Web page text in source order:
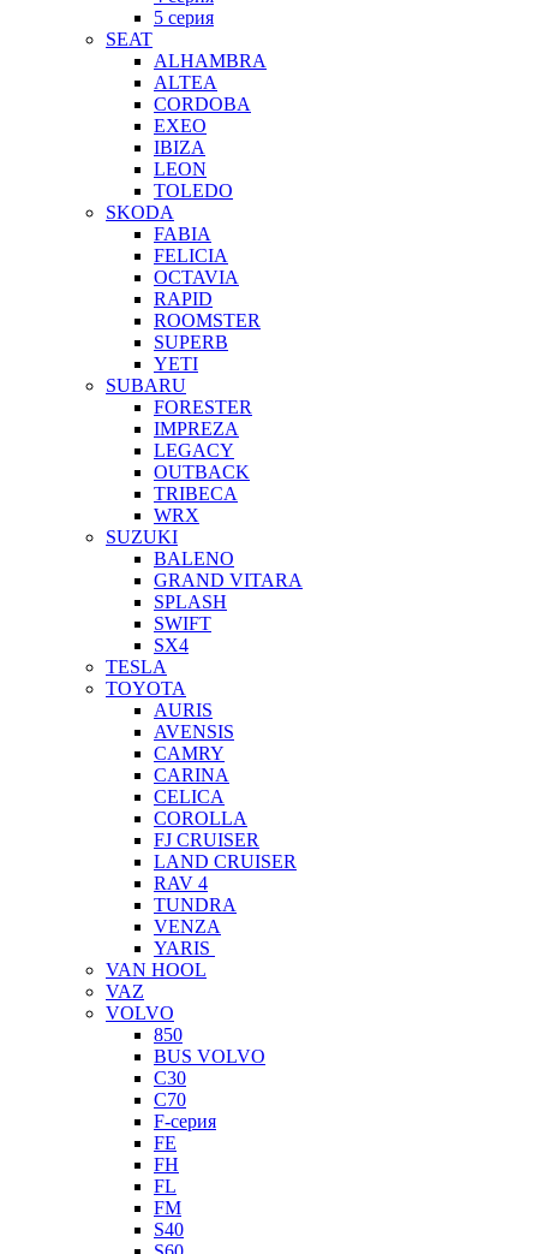
5 серия
SEAT
ALHAMBRA
ALTEA
CORDOBA
EXEO
IBIZA
LEON
TOLEDO
SKODA
FABIA
FELICIA
OCTAVIA
RAPID
ROOMSTER
SUPERB
YETI
SUBARU
FORESTER
IMPREZA
LEGACY
OUTBACK
TRIBECA
WRX
SUZUKI
BALENO
GRAND VITARA
SPLASH
SWIFT
SX4
TESLA
TOYOTA
AURIS
AVENSIS
CAMRY
CARINA
CELICA
COROLLA
FJ CRUISER
LAND CRUISER
RAV 4
TUNDRA
VENZA
YARIS
VAN HOOL
VAZ
VOLVO
850
BUS VOLVO
C30
C70
F-серия
FE
FH
FL
FM
S40